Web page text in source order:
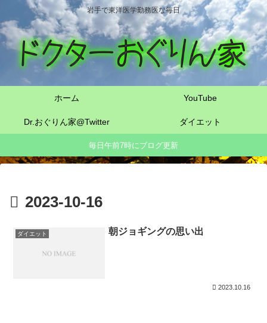
岩手で東洋医学勤務医な毎日
ホーム YouTube
Dr.おぐりん家@Twitter ダイエット
毎日午前7時にブログ更新
2023-10-16
ダイエット 朝ジョギングの思い出
2023.10.16